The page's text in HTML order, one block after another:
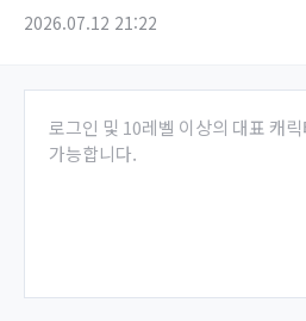
2026.07.12 21:22
로그인 및 10레벨 이상의 대표 캐
가능합니다.